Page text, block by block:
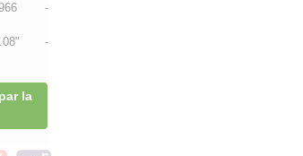
-
-
la